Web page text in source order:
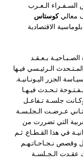
السـفـراء الـعـرب
معاليكوستاس
الاقتصادية
بـعـقـد
الـرئيـسي فيـها
الجزر اليـونـانيـة.
تـحـدث فيـهـا
جلسـة تـفاعـل
عـرضـت الـجلـسـة
التي تضررت من
في هذا القـطـاع. ثـم
وقصص نـجـاحـاتـهـم
عقـدت الـجـلسـة